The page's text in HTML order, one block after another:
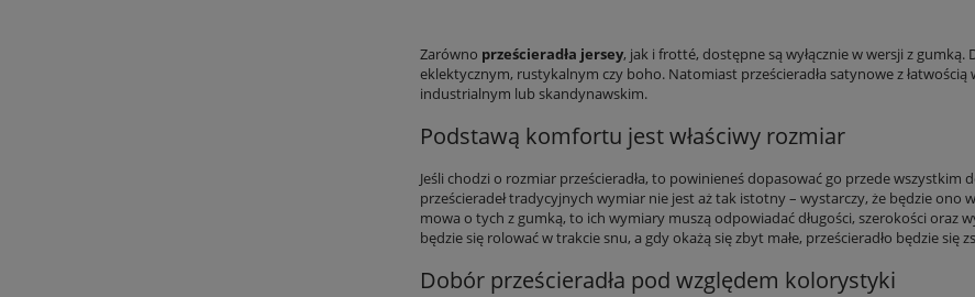
Zarówno prześcieradła jersey, jak i frotté, dostępne są wyłącznie w wersji z
eklektycznym, rustykalnym czy boho. Natomiast prześcieradła satynowe z
industrialnym lub skandynawskim.
Podstawą komfortu jest właściwy rozmiar
Jeśli chodzi o rozmiar prześcieradła, to powinieneś dopasować go przede wszystkim
prześcieradeł tradycyjnych wymiar nie jest aż tak istotny – wystarczy, że będzie ono
mowa o tych z gumką, to ich wymiary muszą odpowiadać długości, szerokości oraz
będzie się rolować w trakcie snu, a gdy okażą się zbyt małe, prześcieradło będzie się
Dobór prześcieradła pod względem kolorystyki